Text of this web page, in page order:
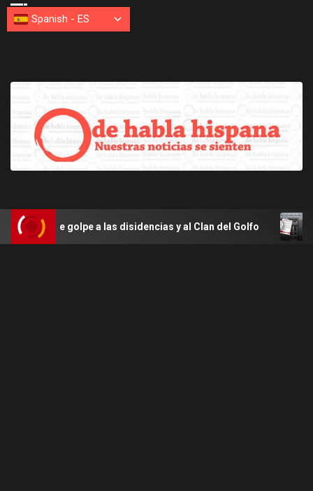
golpe a las disidencias y al Clan del Golfo Perú
Spanish - ES